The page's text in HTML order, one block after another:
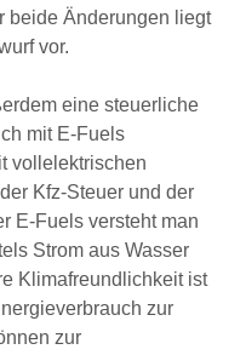
beide Änderungen liegt
vor.
eine steuerliche
mit E-Fuels
vollelektrischen
Kfz-Steuer und der
E-Fuels versteht man
Strom aus Wasser
Klimafreundlichkeit ist
zur
zur